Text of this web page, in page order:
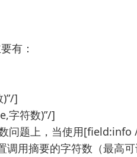
有：
]
字符数)”/]
问题上，当使用[field:info
用摘要的字符数（最高